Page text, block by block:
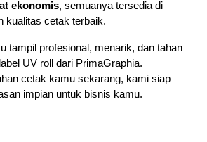
ekonomis, semuanya tersedia di
kualitas cetak terbaik.
tampil profesional, menarik, dan tahan
UV roll dari PrimaGraphia.
cetak kamu sekarang, kami siap
impian untuk bisnis kamu.